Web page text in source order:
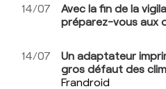
14/07
Avec la fin de la
préparez-vous aux
14/07
Un adaptateur
gros défaut des
Frandroid